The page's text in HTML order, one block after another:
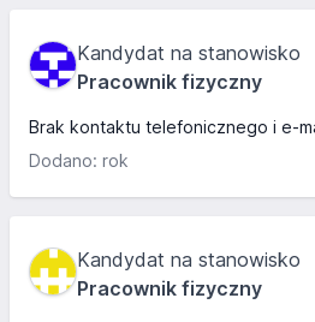
Kandydat na stanowisko
Pracownik fizyczny
Brak kontaktu telefonicznego i e-
Dodano: rok
Kandydat na stanowisko
Pracownik fizyczny